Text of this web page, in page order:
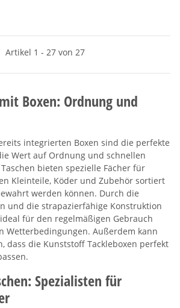
Artikel 1 - 27 von 27
Boxen: Ordnung und
integrierten Boxen sind die perfekte
Wert auf Ordnung und schnellen
bieten spezielle Fächer für
Kleinteile, Köder und Zubehör sortiert
werden können. Durch die
und die strapazierfähige Konstruktion
für den regelmäßigen Gebrauch
Wetterbedingungen. Außerdem kann
dass die Kunststoff Tackleboxen perfekt
Spezialisten für